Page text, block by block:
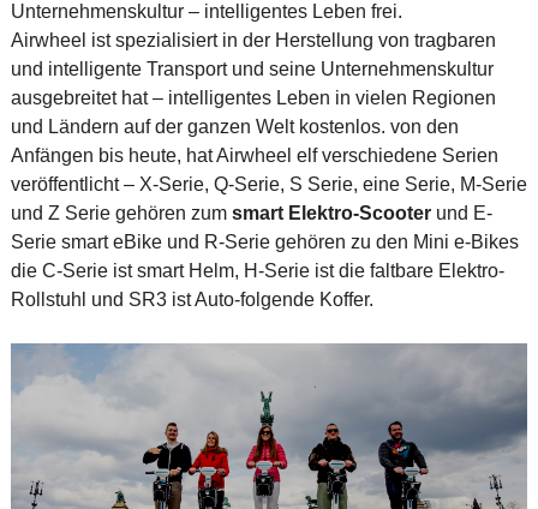
Unternehmenskultur – intelligentes Leben frei.
Airwheel ist spezialisiert in der Herstellung von tragbaren
und intelligente Transport und seine Unternehmenskultur
ausgebreitet hat – intelligentes Leben in vielen Regionen
und Ländern auf der ganzen Welt kostenlos. von den
Anfängen bis heute, hat Airwheel elf verschiedene Serien
veröffentlicht – X-Serie, Q-Serie, S Serie, eine Serie, M-Serie
und Z Serie gehören zum smart Elektro-Scooterund E-
Serie smart eBike und R-Serie gehören zu den Mini e-Bikes
die C-Serie ist smart Helm, H-Serie ist die faltbare Elektro-
Rollstuhl und SR3 ist Auto-folgende Koffer.